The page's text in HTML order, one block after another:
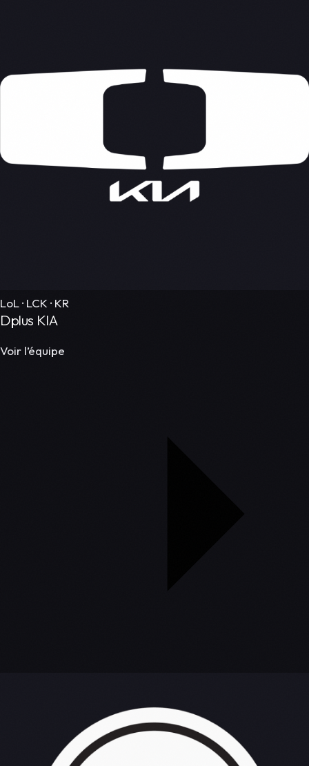
LoL · LCK · KR
Dplus KIA
Voir l’équipe